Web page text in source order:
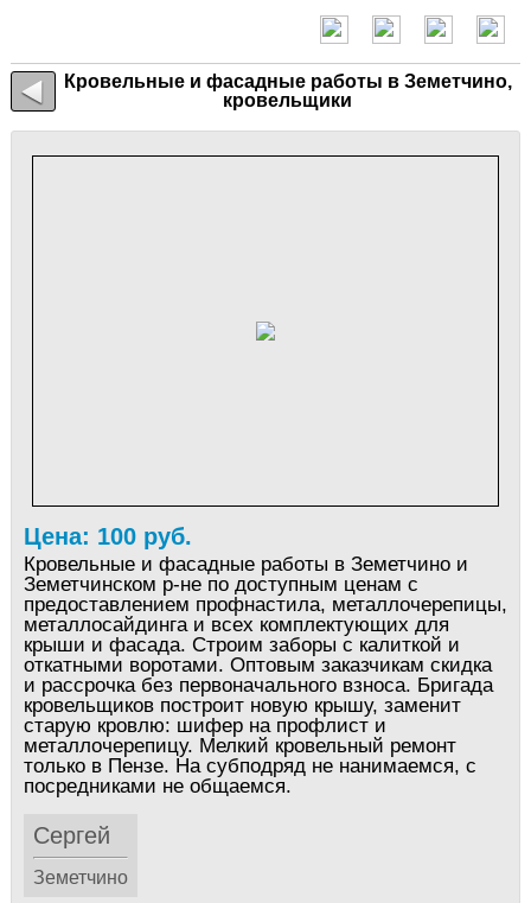
Кровельные и фасадные работы в Земетчино,
кровельщики
Цена: 100 руб.
Кровельные и фасадные работы в Земетчино и
Земетчинском р-не по доступным ценам с
предоставлением профнастила, металлочерепицы,
металлосайдинга и всех комплектующих для
крыши и фасада. Строим заборы с калиткой и
откатными воротами. Оптовым заказчикам скидка
и рассрочка без первоначального взноса. Бригада
кровельщиков построит новую крышу, заменит
старую кровлю: шифер на профлист и
металлочерепицу. Мелкий кровельный ремонт
только в Пензе. На субподряд не нанимаемся, с
посредниками не общаемся.
Сергей
Земетчино